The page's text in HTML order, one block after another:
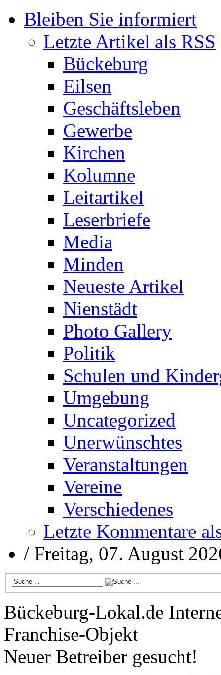
Bleiben Sie informiert
Letzte Artikel als RSS
Bückeburg
Eilsen
Geschäftsleben
Gewerbe
Kirchen
Kolumne
Leitartikel
Leserbriefe
Media
Minden
Neueste Artikel
Nienstädt
Photo Gallery
Politik
Schulen und
Umgebung
Uncategorized
Unerwünschtes
Veranstaltungen
Vereine
Verschiedenes
Letzte Kommentare
/ Freitag, 07. August
Bückeburg-Lokal.de
Franchise-Objekt
Neuer Betreiber gesucht!